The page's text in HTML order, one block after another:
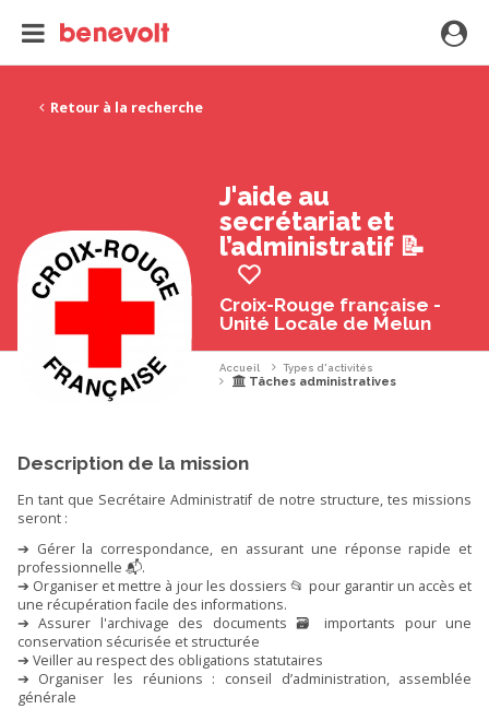
Retour à la recherche
J'aide au
secrétariat et
l’administratif 📝
Croix-Rouge française -
Unité Locale de Melun
Accueil Types d'activités
Tâches administratives
Description de la mission
En tant que Secrétaire Administratif de notre structure, tes missions
seront :
➔ Gérer la correspondance, en assurant une réponse rapide et
professionnelle 📬.
➔ Organiser et mettre à jour les dossiers 📂 pour garantir un accès et
une récupération facile des informations.
➔ Assurer l'archivage des documents 🗃️ importants pour une
conservation sécurisée et structurée
➔ Veiller au respect des obligations statutaires
➔ Organiser les réunions : conseil d’administration, assemblée
générale